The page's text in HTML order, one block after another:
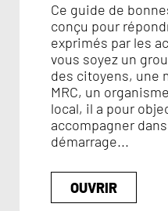
Ce guide de
conçu pour
exprimés par les
vous soyez un
des citoyens, une
MRC, un
local, il a pour
accompagner
démarrage...
OUVRIR